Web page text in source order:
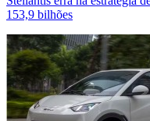
153,9 bilhões